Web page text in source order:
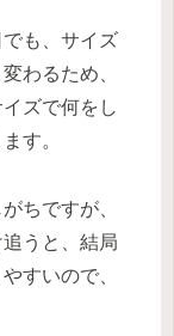
も、サイズ
わるため、
ズで何をし
す。
ちですが、
うと、結局
すいので、